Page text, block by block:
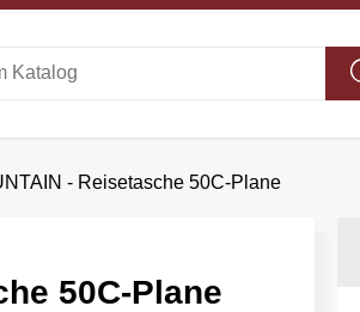
- Reisetasche 50C-Plane
50C-Plane